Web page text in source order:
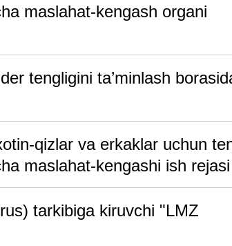
maslahat-kengash organi
tengligini ta’minlash
qizlar va erkaklar uchun
maslahat-kengashi ish rejasi
tarkibiga kiruvchi "LMZ